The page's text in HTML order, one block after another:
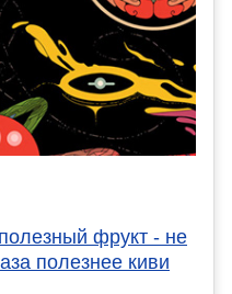
фрукт - не
полезнее киви